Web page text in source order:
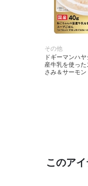
その他
ドギーマンハ
産牛乳を使っ
さみ＆サーモ
このア